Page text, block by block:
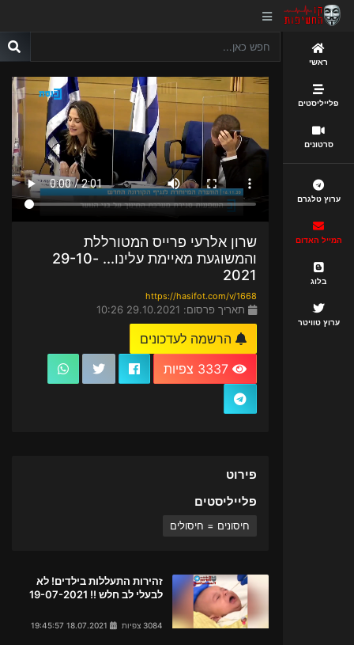
ראשי
פלייליסטים
סרטונים
ערוץ טלגרם
המייל האדום
בלוג
ערוץ טוויטר
שרון אלרעי פרייס המטורללת
והמשוגעת מאיימת עלינו... 29-10-
2021
https://hasifot.com/v/1668
תאריך פרסום: 29.10.2021 10:26
הרשמה לעדכונים
פירוט
פלייליסטים
חיסונים = חיסולים
זהירות התעללות בילדים! לא
לבעלי לב חלש !! 19-07-2021
3084 צפיות